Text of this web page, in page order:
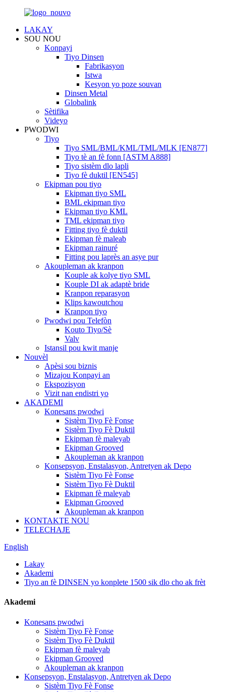
LAKAY
SOU NOU
Konpayi
Tiyo Dinsen
Fabrikasyon
Istwa
Kesyon yo poze souvan
Dinsen Metal
Globalink
Sètifika
Videyo
PWODWI
Tiyo
Tiyo SML/BML/KML/TML/MLK [EN877]
Tiyo tè an fè fonn [ASTM A888]
Tiyo sistèm dlo lapli
Tiyo fè duktil [EN545]
Ekipman pou tiyo
Ekipman tiyo SML
BML ekipman tiyo
Ekipman tiyo KML
TML ekipman tiyo
Fitting tiyo fè duktil
Ekipman fè maleab
Ekipman rainuré
Fitting pou laprès an asye pur
Akoupleman ak kranpon
Kouple ak kolye tiyo SML
Kouple DI ak adaptè bride
Kranpon reparasyon
Klips kawoutchou
Kranpon tiyo
Pwodwi pou Telefòn
Kouto Tiyo/Sè
Valv
Istansil pou kwit manje
Nouvèl
Apèsi sou biznis
Mizajou Konpayi an
Ekspozisyon
Vizit nan endistri yo
AKADEMI
Konesans pwodwi
Sistèm Tiyo Fè Fonse
Sistèm Tiyo Fè Duktil
Ekipman fè maleyab
Ekipman Grooved
Akoupleman ak kranpon
Konsepsyon, Enstalasyon, Antretyen ak Depo
Sistèm Tiyo Fè Fonse
Sistèm Tiyo Fè Duktil
Ekipman fè maleyab
Ekipman Grooved
Akoupleman ak kranpon
KONTAKTE NOU
TELECHAJE
English
Lakay
Akademi
Tiyo an fè DINSEN yo konplete 1500 sik dlo cho ak frèt
Akademi
Konesans pwodwi
Sistèm Tiyo Fè Fonse
Sistèm Tiyo Fè Duktil
Ekipman fè maleyab
Ekipman Grooved
Akoupleman ak kranpon
Konsepsyon, Enstalasyon, Antretyen ak Depo
Sistèm Tiyo Fè Fonse